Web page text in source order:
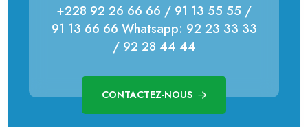
+228 92 26 66 66 / 91 13 55 55 /
91 13 66 66 Whatsapp: 92 23 33 33
/ 92 28 44 44
CONTACTEZ-NOUS